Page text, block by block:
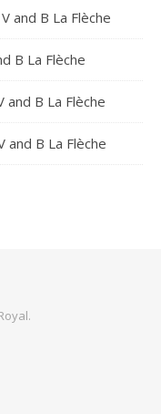
and B La Flèche
B La Flèche
and B La Flèche
and B La Flèche
.